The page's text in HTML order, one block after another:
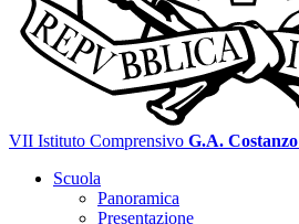
VII Istituto Comprensivo G.A. Costanzo
Scuola
Panoramica
Presentazione